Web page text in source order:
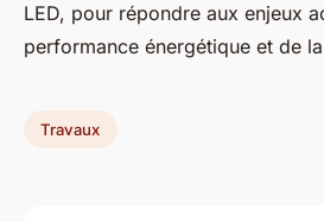
LED, pour répondre aux enjeux
performance énergétique et de
Travaux